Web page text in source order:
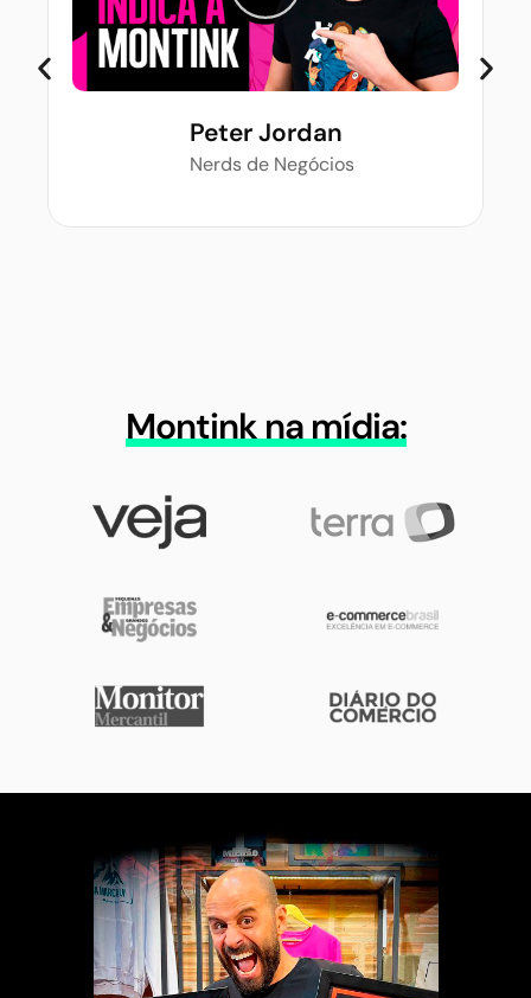
Peter Jordan
Nerds de Negócios
Montink na mídia: